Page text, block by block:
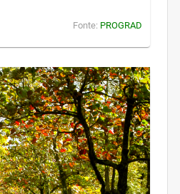
Fonte: PROGRAD